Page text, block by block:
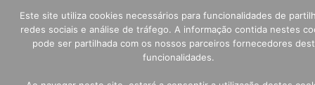
Este site utiliza cookies necessários para funcionalidades de
redes sociais e análise de tráfego. A informação contida nestes
pode ser partilhada com os nossos parceiros fornecedores
funcionalidades.